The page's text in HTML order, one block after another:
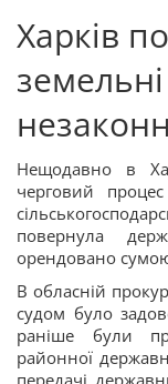
Харків
Нещодавно в
черговий
повернула
орендовано
В обласній
судом було
раніше були
районної
передачі